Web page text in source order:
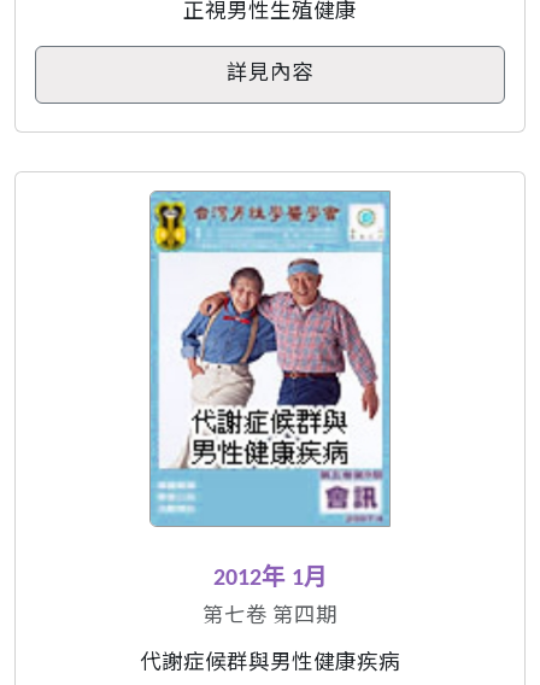
正視男性生殖健康
詳見內容
2012年 1月
第七卷 第四期
代謝症候群與男性健康疾病